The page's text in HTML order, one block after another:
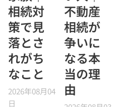
相続対
策で見
落とさ
れがち
なこと
2026年08月04
日
不動産
相続が
争いに
なる本
当の理
由